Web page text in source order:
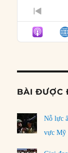
BÀI ĐƯỢC
Nỗ lực
vực Mỹ